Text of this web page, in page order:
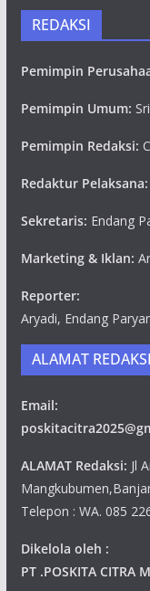
REDAKSI
Pemimpin
Pemimpin Umum:
Pemimpin Redaksi:
Redaktur Pelaksana:
Sekretaris: Endang
Marketing & Iklan:
Reporter:
Aryadi, Endang
ALAMAT REDAKSI
Email:
ALAMAT Redaksi: Jl
Telepon : WA. 085
Dikelola oleh :
PT .POSKITA CITRA